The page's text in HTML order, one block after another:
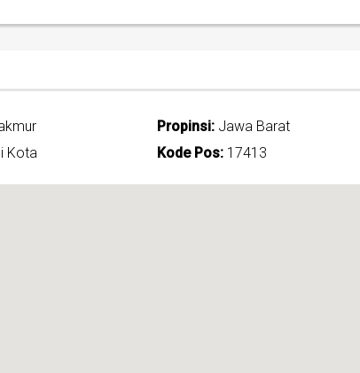
Kota
Propinsi: Jawa Barat
Kode Pos: 17413